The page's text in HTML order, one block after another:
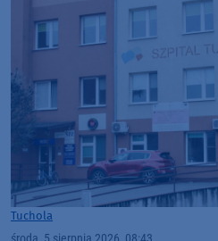
Tuchola